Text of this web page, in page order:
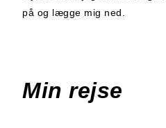
på og lægge mig ned.
Min rejse